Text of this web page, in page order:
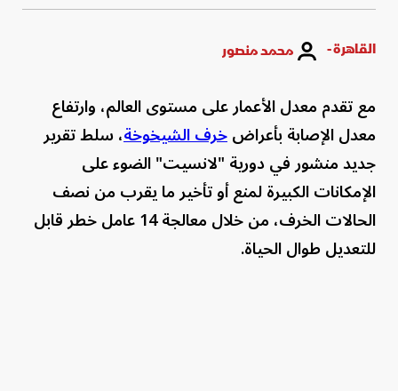
القاهرة - محمد منصور
مع تقدم معدل الأعمار على مستوى العالم، وارتفاع
معدل الإصابة بأعراضخرف الشيخوخة، سلط تقرير
جديد منشور في دورية "لانسيت" الضوء على
الإمكانات الكبيرة لمنع أو تأخير ما يقرب من نصف
الحالات الخرف، من خلال معالجة 14 عامل خطر قابل
للتعديل طوال الحياة.